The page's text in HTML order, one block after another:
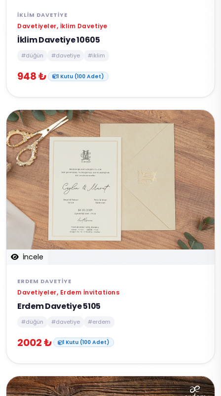
İKLIM DAVETIYE
Davetiyeler, İklim Davetiye
İklim Davetiye 10605
#düğün #davetiye #iklim
948 ₺ 1 Kutu (100 Adet)
İncele
ERDEM DAVETIYE
Davetiyeler, Erdem İnvitations
Erdem Davetiye 5105
#düğün #davetiye #erdem
2002 ₺ 1 Kutu (100 Adet)